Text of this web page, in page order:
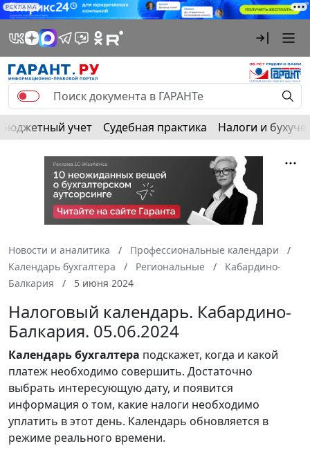
РЕКЛАМА
Бюджетный учет Судебная практика Налоги и
Новости и аналитика
Профессиональные календари
Календарь бухгалтера
Региональные
Кабардино-
Балкария
5 июня 2024
Налоговый календарь. Кабардино-
Балкария. 05.06.2024
Календарьбухгалтера подскажет, когда и какой
платеж необходимо совершить. Достаточно
выбрать интересующую дату, и появится
информация о том, какие налоги необходимо
уплатить в этот день. Календарь обновляется в
режиме реального времени.